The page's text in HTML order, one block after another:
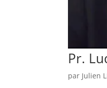
Pr.
par Julien